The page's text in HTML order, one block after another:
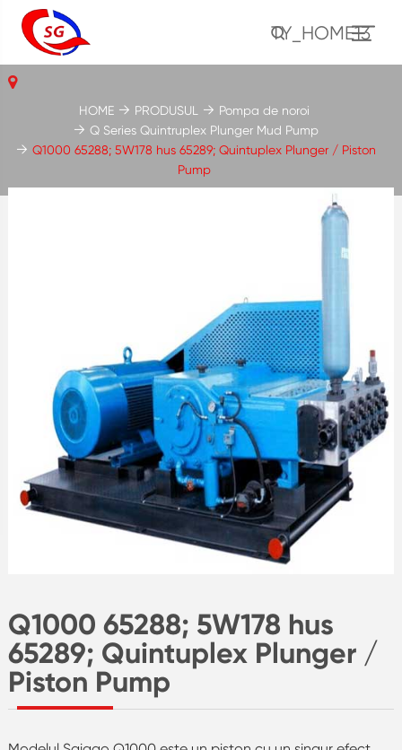
TY_HOME13
Q1000 65288; 5W178 hus
65289; Quintuplex Plunger /
Piston Pump
HOME PRODUSUL
Pompa de noroi
Q Series Quintruplex Plunger Mud Pump
Q1000 65288; 5W178 hus 65289; Quintuplex Plunger / Piston
Pump